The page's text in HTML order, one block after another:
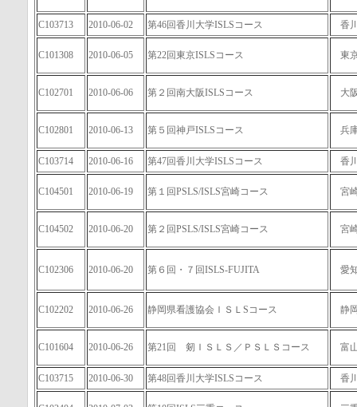
C103713 2010-06-02 第46回香川大学ISLSコース 香
C101308 2010-06-05 第22回東京ISLSコース 東
C102701 2010-06-06 第２回南大阪ISLSコース 大
C102801 2010-06-13 第５回神戸ISLSコース 兵
C103714 2010-06-16 第47回香川大学ISLSコース 香
C104501 2010-06-19 第１回PSLS/ISLS宮崎コース 宮
C104502 2010-06-20 第２回PSLS/ISLS宮崎コース 宮
C102306 2010-06-20 第６回・７回ISLS-FUJITA 愛
C102202 2010-06-26 静岡県看護協会ＩＳＬSコース 静
C101604 2010-06-26 第21回 剱ＩＳＬＳ／ＰＳＬＳコース 富
C103715 2010-06-30 第48回香川大学ISLSコース 香